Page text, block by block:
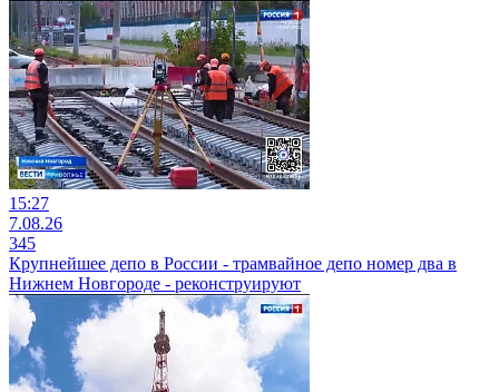
15:27
7.08.26
345
Крупнейшее депо в России - трамвайное депо номер два в
Нижнем Новгороде - реконструируют